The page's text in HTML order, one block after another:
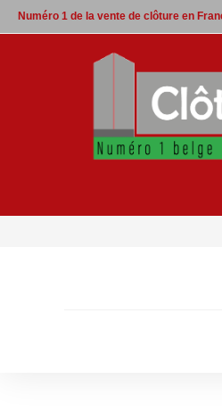
Skip
to
Numéro 1 de la vente de clôture en